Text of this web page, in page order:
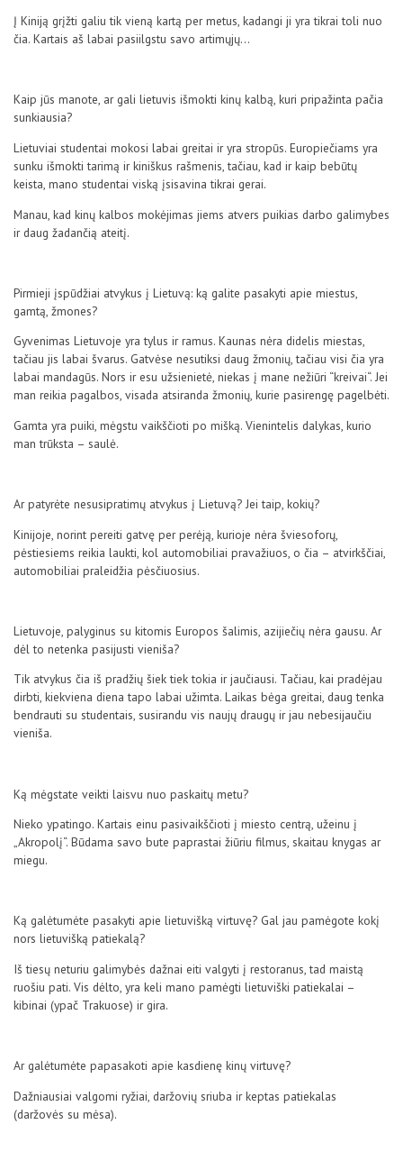
Į Kiniją grįžti galiu tik vieną kartą per metus, kadangi ji yra tikrai toli nuo
čia. Kartais aš labai pasiilgstu savo artimųjų…
Kaip jūs manote, ar gali lietuvis išmokti kinų kalbą, kuri pripažinta pačia
sunkiausia?
Lietuviai studentai mokosi labai greitai ir yra stropūs. Europiečiams yra
sunku išmokti tarimą ir kiniškus rašmenis, tačiau, kad ir kaip bebūtų
keista, mano studentai viską įsisavina tikrai gerai.
Manau, kad kinų kalbos mokėjimas jiems atvers puikias darbo galimybes
ir daug žadančią ateitį.
Pirmieji įspūdžiai atvykus į Lietuvą: ką galite pasakyti apie miestus,
gamtą, žmones?
Gyvenimas Lietuvoje yra tylus ir ramus. Kaunas nėra didelis miestas,
tačiau jis labai švarus. Gatvėse nesutiksi daug žmonių, tačiau visi čia yra
labai mandagūs. Nors ir esu užsienietė, niekas į mane nežiūri “kreivai“. Jei
man reikia pagalbos, visada atsiranda žmonių, kurie pasirengę pagelbėti.
Gamta yra puiki, mėgstu vaikščioti po mišką. Vienintelis dalykas, kurio
man trūksta – saulė.
Ar patyrėte nesusipratimų atvykus į Lietuvą? Jei taip, kokių?
Kinijoje, norint pereiti gatvę per perėją, kurioje nėra šviesoforų,
pėstiesiems reikia laukti, kol automobiliai pravažiuos, o čia – atvirkščiai,
automobiliai praleidžia pėsčiuosius.
Lietuvoje, palyginus su kitomis Europos šalimis, azijiečių nėra gausu. Ar
dėl to netenka pasijusti vieniša?
Tik atvykus čia iš pradžių šiek tiek tokia ir jaučiausi. Tačiau, kai pradėjau
dirbti, kiekviena diena tapo labai užimta. Laikas bėga greitai, daug tenka
bendrauti su studentais, susirandu vis naujų draugų ir jau nebesijaučiu
vieniša.
Ką mėgstate veikti laisvu nuo paskaitų metu?
Nieko ypatingo. Kartais einu pasivaikščioti į miesto centrą, užeinu į
„Akropolį“. Būdama savo bute paprastai žiūriu filmus, skaitau knygas ar
miegu.
Ką galėtumėte pasakyti apie lietuvišką virtuvę? Gal jau pamėgote kokį
nors lietuvišką patiekalą?
Iš tiesų neturiu galimybės dažnai eiti valgyti į restoranus, tad maistą
ruošiu pati. Vis dėlto, yra keli mano pamėgti lietuviški patiekalai –
kibinai (ypač Trakuose) ir gira.
Ar galėtumėte papasakoti apie kasdienę kinų virtuvę?
Dažniausiai valgomi ryžiai, daržovių sriuba ir keptas patiekalas
(daržovės su mėsa).